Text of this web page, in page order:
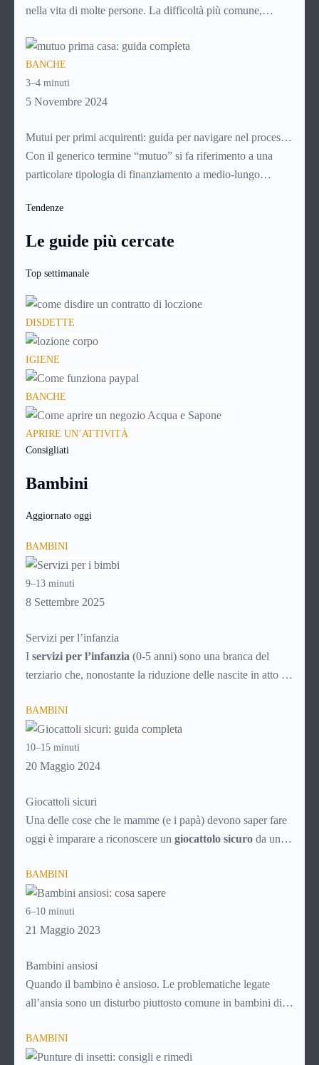
nella vita di molte persone. La difficoltà più comune,
entrano in gioco i mutui 100%, che finanziano l’intero
valore dell’immobile senza richiedere versamenti iniziali.
Analizziamone nel dettaglio le caratteristiche e i vantaggi.
BANCHE
3–4 minuti
5 Novembre 2024
Mutui per primi acquirenti: guida per navigare nel processo
di acquisto della casa
Con il generico termine “mutuo” si fa riferimento a una
particolare tipologia di finanziamento a medio-lungo
anni). Si tratta di norma di un contratto a titolo oneroso: il
capitale richiesto, ma anche una certa quota a titolo di
interessi e altre spese.
Tendenze
Le guide più cercate
Top settimanale
DISDETTE
IGIENE
BANCHE
APRIRE UN’ATTIVITÀ
Consigliati
Bambini
Aggiornato oggi
BAMBINI
9–13 minuti
8 Settembre 2025
Servizi per l’infanzia
I servizi per l’infanzia (0-5 anni) sono una branca del
terziario che, nonostante la riduzione delle nascite in atto da
articolo specifico ricco di consigli utili per la scelta
intelligente dei servizi che possono rendere la vità più facile
ai genitori dei bimbi da 0 a 5 anni, aiutando i neonati nella
crescita e nello sviluppo.
BAMBINI
10–15 minuti
20 Maggio 2024
Giocattoli sicuri
Una delle cose che le mamme (e i papà) devono saper fare
oggi è imparare a riconoscere un giocattolo sicuro da uno
basso costo provenienti dalla Cina, che spesso sono vere e
proprie trappole per i nostri figli.
BAMBINI
6–10 minuti
21 Maggio 2023
Bambini ansiosi
Quando il bambino è ansioso. Le problematiche legate
all’ansia sono un disturbo piuttosto comune in bambini di
evitare che si trasformino in un problema più grande, con la
crescita. Per sapere di più su come affrontare i disturbi
BAMBINI